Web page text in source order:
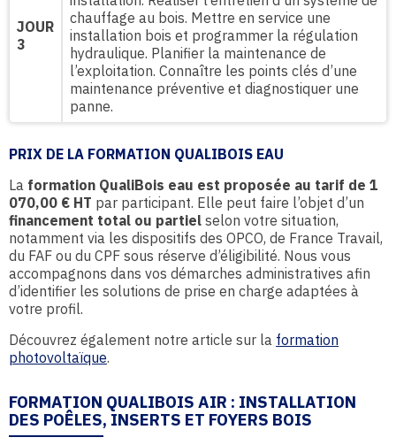
JOUR
3
chauffage au bois. Mettre en service une
installation bois et programmer la régulation
hydraulique. Planifier la maintenance de
l’exploitation. Connaître les points clés d’une
maintenance préventive et diagnostiquer une
panne.
PRIX DE LA FORMATION QUALIBOIS EAU
La formation QualiBois eau est proposée au tarif de 1
070,00 € HT par participant. Elle peut faire l’objet d’un
financement total ou partiel selon votre situation,
notamment via les dispositifs des OPCO, de France Travail,
du FAF ou du CPF sous réserve d’éligibilité. Nous vous
accompagnons dans vos démarches administratives afin
d’identifier les solutions de prise en charge adaptées à
votre profil.
Découvrez également notre article sur la formation
photovoltaïque.
FORMATION QUALIBOIS AIR : INSTALLATION
DES POÊLES, INSERTS ET FOYERS BOIS